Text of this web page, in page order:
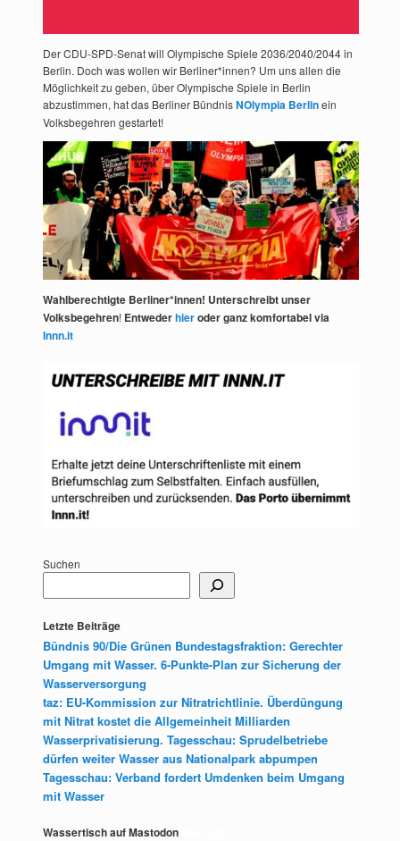
Der CDU-SPD-Senat will Olympische Spiele 2036/2040/2044 in
Berlin. Doch was wollen wir Berliner*innen? Um uns allen die
Möglichkeit zu geben, über Olympische Spiele in Berlin
abzustimmen, hat das Berliner BündnisNOlympia Berlinein
Volksbegehren gestartet!
Wahlberechtigte Berliner*innen! Unterschreibt unser
Volksbegehren! Entwederhieroder ganz komfortabel via
Innn.it
Suchen
Letzte Beiträge
Bündnis 90/Die Grünen Bundestagsfraktion: Gerechter
Umgang mit Wasser. 6-Punkte-Plan zur Sicherung der
Wasserversorgung
taz: EU-Kommission zur Nitratrichtlinie. Überdüngung
mit Nitrat kostet die Allgemeinheit Milliarden
Wasserprivatisierung. Tagesschau: Sprudelbetriebe
dürfen weiter Wasser aus Nationalpark abpumpen
Tagesschau: Verband fordert Umdenken beim Umgang
mit Wasser
Wassertisch auf Mastodon